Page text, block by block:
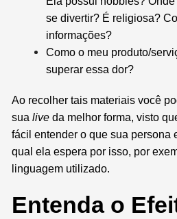
se divertir? É religiosa?
informações?
Como o meu produto/
superar essa dor?
Ao recolher tais materiais você
sualive da melhor forma, visto
fácil entender o que sua persona
qual ela espera por isso, por
linguagem utilizado.
Entenda o